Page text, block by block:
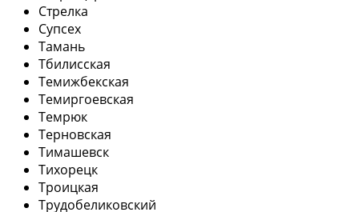
Стрелка
Супсех
Тамань
Тбилисская
Темижбекская
Темиргоевская
Темрюк
Терновская
Тимашевск
Тихорецк
Троицкая
Трудобеликовский